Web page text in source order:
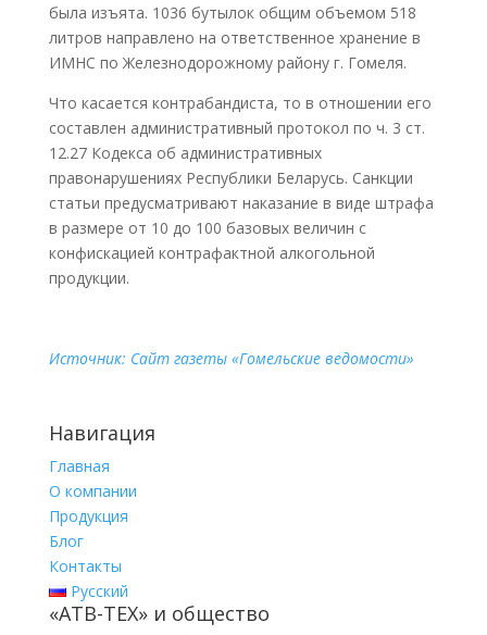
была изъята. 1036 бутылок общим объемом 518
литров направлено на ответственное хранение в
ИМНС по Железнодорожному району г. Гомеля.
Что касается контрабандиста, то в отношении его
составлен административный протокол по ч. 3 ст.
12.27 Кодекса об административных
правонарушениях Республики Беларусь. Санкции
статьи предусматривают наказание в виде штрафа
в размере от 10 до 100 базовых величин с
конфискацией контрафактной алкогольной
продукции.
Источник: Сайт газеты «Гомельские ведомости»
Навигация
Главная
О компании
Продукция
Блог
Контакты
Русский
«АТВ-ТЕХ» и общество